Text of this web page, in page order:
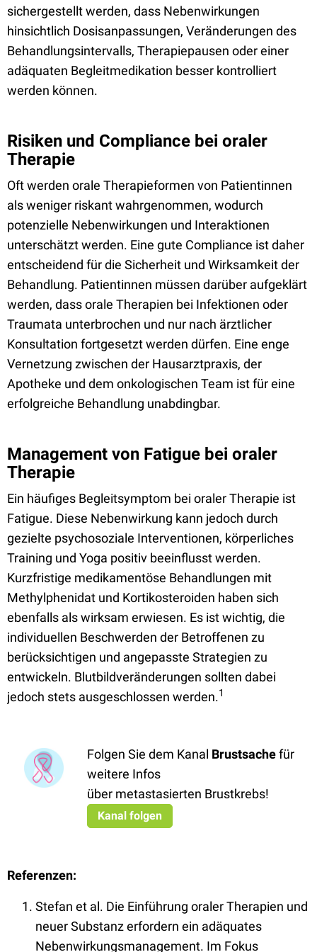
sichergestellt werden, dass Nebenwirkungen
hinsichtlich Dosisanpassungen, Veränderungen des
Behandlungsintervalls, Therapiepausen oder einer
adäquaten Begleitmedikation besser kontrolliert
werden können.
Risiken und Compliance bei oraler
Therapie
Oft werden orale Therapieformen von Patientinnen
als weniger riskant wahrgenommen, wodurch
potenzielle Nebenwirkungen und Interaktionen
unterschätzt werden. Eine gute Compliance ist daher
entscheidend für die Sicherheit und Wirksamkeit der
Behandlung. Patientinnen müssen darüber aufgeklärt
werden, dass orale Therapien bei Infektionen oder
Traumata unterbrochen und nur nach ärztlicher
Konsultation fortgesetzt werden dürfen. Eine enge
Vernetzung zwischen der Hausarztpraxis, der
Apotheke und dem onkologischen Team ist für eine
erfolgreiche Behandlung unabdingbar.
Management von Fatigue bei oraler
Therapie
Ein häufiges Begleitsymptom bei oraler Therapie ist
Fatigue. Diese Nebenwirkung kann jedoch durch
gezielte psychosoziale Interventionen, körperliches
Training und Yoga positiv beeinflusst werden.
Kurzfristige medikamentöse Behandlungen mit
Methylphenidat und Kortikosteroiden haben sich
ebenfalls als wirksam erwiesen. Es ist wichtig, die
individuellen Beschwerden der Betroffenen zu
berücksichtigen und angepasste Strategien zu
entwickeln. Blutbildveränderungen sollten dabei
jedoch stets ausgeschlossen werden.1
Folgen Sie dem Kanal Brustsachefür
weitere Infos
über metastasierten Brustkrebs!
Kanal folgen
Referenzen:
Stefan et al. Die Einführung oraler Therapien und
neuer Substanz erfordern ein adäquates
Nebenwirkungsmanagement. Im Fokus